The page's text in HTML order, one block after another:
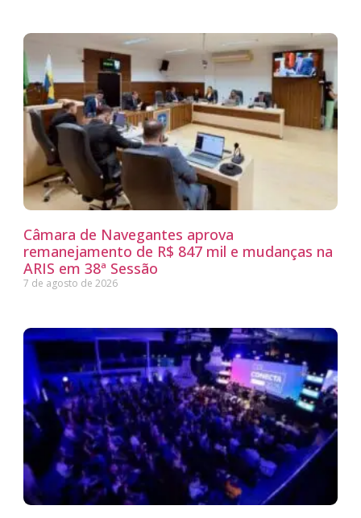
Câmara de Navegantes aprova
remanejamento de R$ 847 mil e mudanças na
ARIS em 38ª Sessão
7 de agosto de 2026